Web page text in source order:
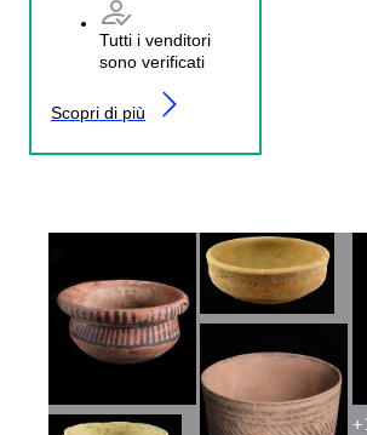
Tutti i venditori
sono verificati
Scopri di più
+